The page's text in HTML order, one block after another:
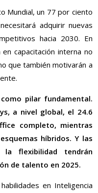
Mundial, un 77 por ciento
adquirir nuevas
hacia 2030. En
capacitación interna no
que también motivarán a
pilar fundamental.
a nivel global, el 24.6
completo, mientras
híbridos. Y las
la flexibilidad tendrán
de talento en 2025.
en Inteligencia